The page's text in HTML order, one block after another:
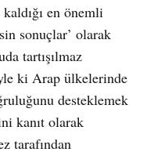
en önemli
sonuçlar’ olarak
tartışılmaz
ki Arap ülkelerinde
desteklemek
kanıt olarak
tarafından